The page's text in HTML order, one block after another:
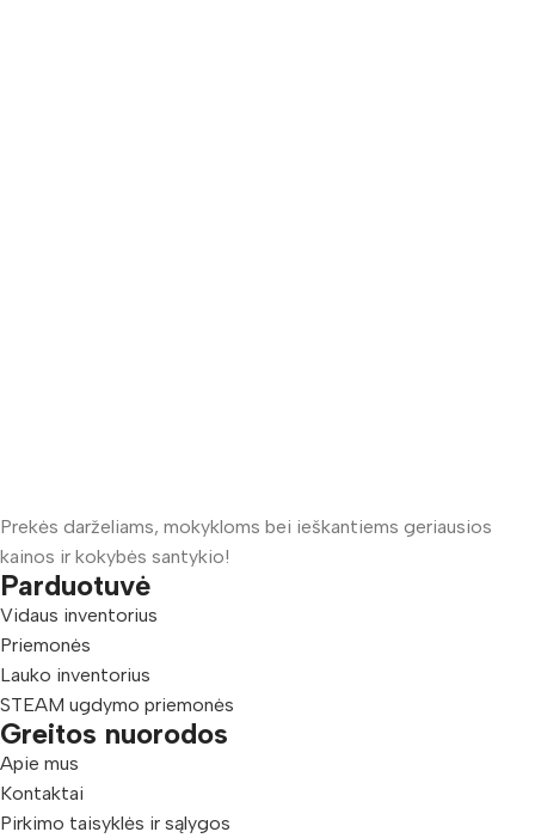
Prekės darželiams, mokykloms bei ieškantiems geriausios
kainos ir kokybės santykio!
Parduotuvė
Vidaus inventorius
Priemonės
Lauko inventorius
STEAM ugdymo priemonės
Greitos nuorodos
Apie mus
Kontaktai
Pirkimo taisyklės ir sąlygos